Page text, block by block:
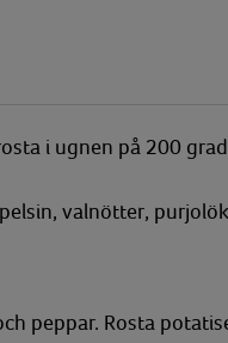
i ugnen på 200
valnötter,
peppar. Rosta